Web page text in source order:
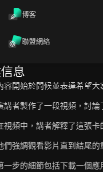
博客
聯盟網絡
供有效使用的指導，包括
遵守社群指導方針。 他
，詳述了利用該平台進行
務環境中清晰溝通和角色
。
息
容開始於問候並表達希望大
講者製作了一段視頻，討
視頻中，講者解釋了這張卡
們強調觀看影片直到結尾
一步的細節包括下載一個應